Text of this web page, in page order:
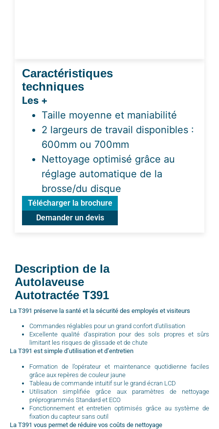
Caractéristiques
techniques
Les +
Taille moyenne et maniabilité
2 largeurs de travail disponibles :
600mm ou 700mm
Nettoyage optimisé grâce au
réglage automatique de la
brosse/du disque
Télécharger la brochure
Demander un devis
Description de la
Autolaveuse
Autotractée T391
La T391 préserve la santé et la sécurité des employés et visiteurs
Commandes réglables pour un grand confort d’utilisation
Excellente qualité d’aspiration pour des sols propres et sûrs
limitant les risques de glissade et de chute
La T391 est simple d’utilisation et d’entretien
Formation de l’opérateur et maintenance quotidienne faciles
grâce aux repères de couleur jaune
Tableau de commande intuitif sur le grand écran LCD
Utilisation simplifiée grâce aux paramètres de nettoyage
préprogrammés Standard et ECO
Fonctionnement et entretien optimisés grâce au système de
fixation du capteur sans outil
La T391 vous permet de réduire vos coûts de nettoyage